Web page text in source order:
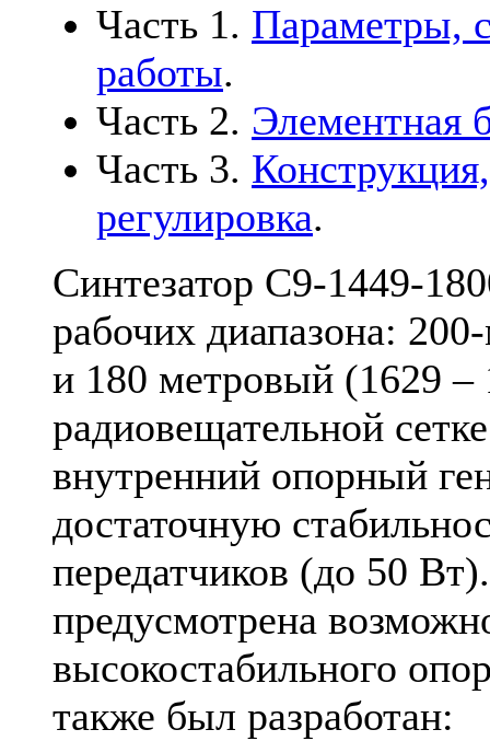
Часть 1. Параметры,
работы.
Часть 2. Элементная
Часть 3.
регулировка.
Синтезатор С9-1449-
рабочих диапазона:
и 180 метровый (1629 –
радиовещательной
внутренний опорный
достаточную
передатчиков (до 50
предусмотрена
высокостабильного
также был разработан: